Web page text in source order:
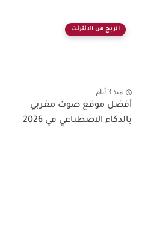
الربح من الانترنت
منذ 3 أيام
أفضل موقع صوت مغربي
بالذكاء الاصطناعي في 2026